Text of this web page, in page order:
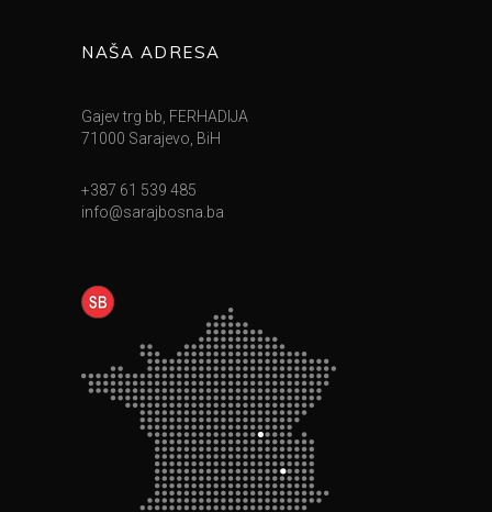
NAŠA ADRESA
Gajev trg bb, FERHADIJA
71000 Sarajevo, BiH
+387 61 539 485
info@sarajbosna.ba